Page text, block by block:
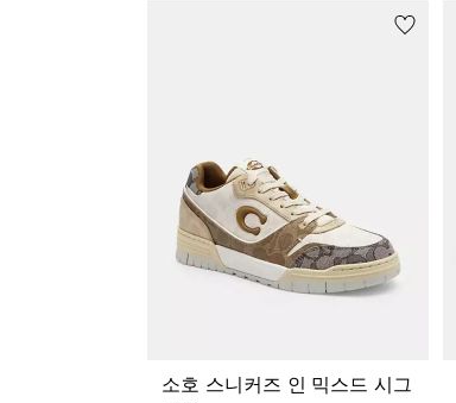
소호 스니커즈 인 믹스드 시그